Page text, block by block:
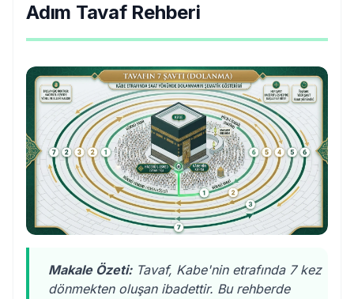
Adım Tavaf Rehberi
Makale Özeti:Tavaf, Kabe'nin etrafında 7 kez
dönmekten oluşan ibadettir. Bu rehberde